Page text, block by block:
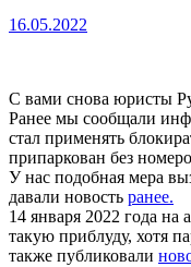
16.05.2022
С вами снова юристы
Ранее мы сообщали
стал применять
припаркован без
У нас подобная мера
давали новость ранее.
14 января 2022 года на
такую приблуду, хотя
также публиковали